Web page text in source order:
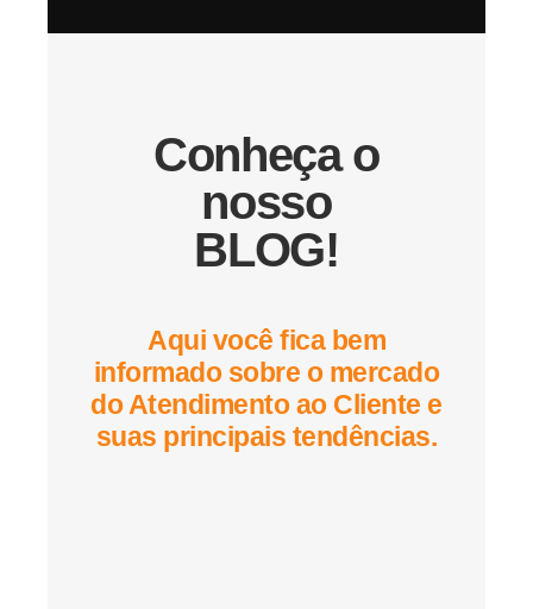
Conheça o
nosso
BLOG!
Aqui você fica bem
informado sobre o mercado
do Atendimento ao Cliente e
suas principais tendências.